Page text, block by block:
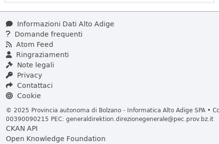
Informazioni Dati Alto Adige
Domande frequenti
Atom Feed
Ringraziamenti
Note legali
Privacy
Contattaci
Cookie
© 2025 Provincia autonoma di Bolzano - Informatica Alto Adige SPA •
00390090215 PEC: generaldirektion.direzionegenerale@pec.prov.bz.it
CKAN API
Open Knowledge Foundation